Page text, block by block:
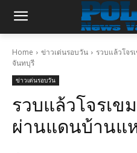
Home ข่าวเด่นรอบวัน
รวบแล้วโจ
จันทบุรี
ข่าวเด่นรอบวัน
รวบแล้วโจรเข
ผ่านแดนบ้านแ